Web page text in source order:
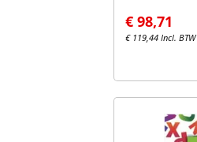
€ 98,71
€ 119,44 Incl. BTW